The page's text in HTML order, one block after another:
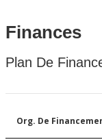
Finances
Plan De
Org. De